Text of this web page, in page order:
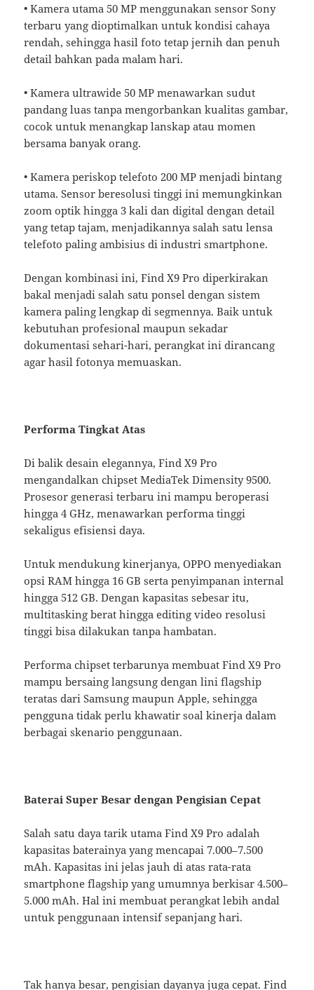
• Kamera utama 50 MP menggunakan sensor Sony
terbaru yang dioptimalkan untuk kondisi cahaya
rendah, sehingga hasil foto tetap jernih dan penuh
detail bahkan pada malam hari.
• Kamera ultrawide 50 MP menawarkan sudut
pandang luas tanpa mengorbankan kualitas gambar,
cocok untuk menangkap lanskap atau momen
bersama banyak orang.
• Kamera periskop telefoto 200 MP menjadi bintang
utama. Sensor beresolusi tinggi ini memungkinkan
zoom optik hingga 3 kali dan digital dengan detail
yang tetap tajam, menjadikannya salah satu lensa
telefoto paling ambisius di industri smartphone.
Dengan kombinasi ini, Find X9 Pro diperkirakan
bakal menjadi salah satu ponsel dengan sistem
kamera paling lengkap di segmennya. Baik untuk
kebutuhan profesional maupun sekadar
dokumentasi sehari-hari, perangkat ini dirancang
agar hasil fotonya memuaskan.
Performa Tingkat Atas
Di balik desain elegannya, Find X9 Pro
mengandalkan chipset MediaTek Dimensity 9500.
Prosesor generasi terbaru ini mampu beroperasi
hingga 4 GHz, menawarkan performa tinggi
sekaligus efisiensi daya.
Untuk mendukung kinerjanya, OPPO menyediakan
opsi RAM hingga 16 GB serta penyimpanan internal
hingga 512 GB. Dengan kapasitas sebesar itu,
multitasking berat hingga editing video resolusi
tinggi bisa dilakukan tanpa hambatan.
Performa chipset terbarunya membuat Find X9 Pro
mampu bersaing langsung dengan lini flagship
teratas dari Samsung maupun Apple, sehingga
pengguna tidak perlu khawatir soal kinerja dalam
berbagai skenario penggunaan.
Baterai Super Besar dengan Pengisian Cepat
Salah satu daya tarik utama Find X9 Pro adalah
kapasitas baterainya yang mencapai 7.000–7.500
mAh. Kapasitas ini jelas jauh di atas rata-rata
smartphone flagship yang umumnya berkisar 4.500–
5.000 mAh. Hal ini membuat perangkat lebih andal
untuk penggunaan intensif sepanjang hari.
Tak hanya besar, pengisian dayanya juga cepat. Find